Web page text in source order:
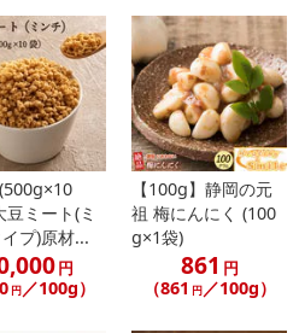
豆ミート(ミ
プ)原材...
円
円／100g）
【100g】静岡の元
祖 梅にんにく (100
g×1袋)
861 円
（861 円／100g）